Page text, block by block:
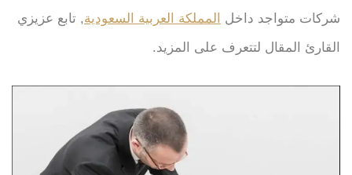
شركات متواجد داخل
المملكة العربية السعودية, تابع عزيزي
القارئ المقال لتتعرف على المزيد.